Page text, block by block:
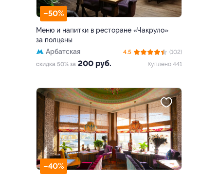
–50%
Меню и напитки в ресторане «Чакруло»
за полцены
Арбатская
скидка 50% за 200 руб.
4.5
(102)
Куплено 441
–40%